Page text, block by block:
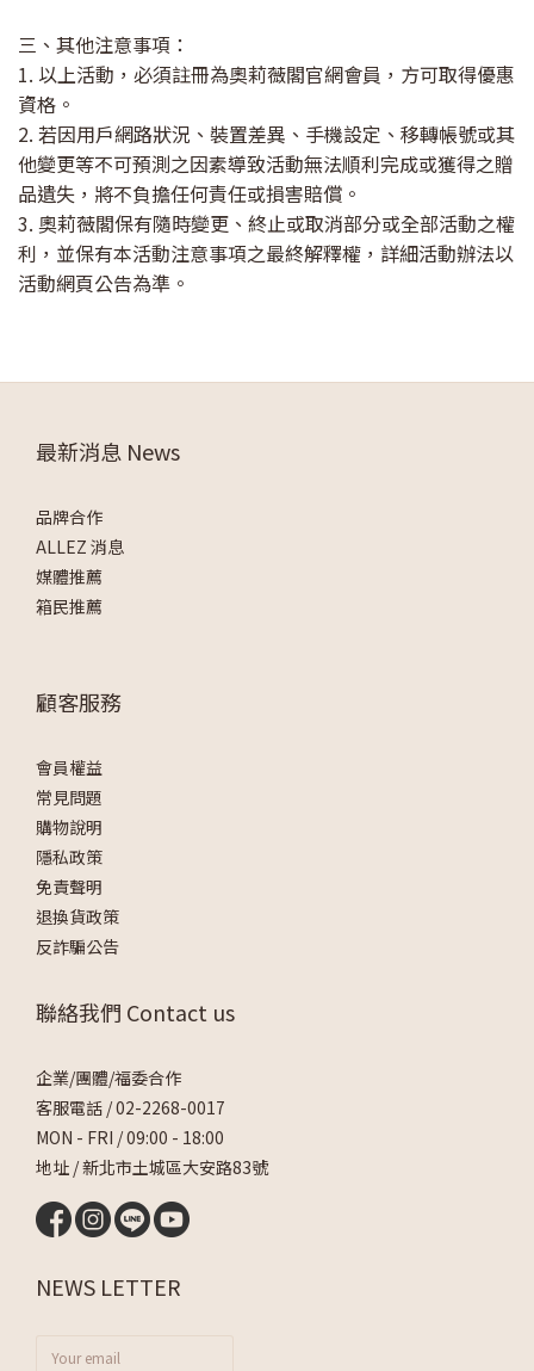
三、其他注意事項：
1. 以上活動，必須註冊為奧莉薇閣官網會員，方可取得優惠
資格。
2. 若因用戶網路狀況、裝置差異、手機設定、移轉帳號或其
他變更等不可預測之因素導致活動無法順利完成或獲得之贈
品遺失，將不負擔任何責任或損害賠償。
3. 奧莉薇閣保有隨時變更、終止或取消部分或全部活動之權
利，並保有本活動注意事項之最終解釋權，詳細活動辦法以
活動網頁公告為準。
最新消息 News
品牌合作
ALLEZ 消息
媒體推薦
箱民推薦
顧客服務
會員權益
常見問題
購物說明
隱私政策
免責聲明
退換貨政策
反詐騙公告
聯絡我們 Contact us
企業/團體/福委合作
客服電話 /02-2268-0017
MON - FRI / 09:00 - 18:00
地址 / 新北市土城區大安路83號
NEWS LETTER